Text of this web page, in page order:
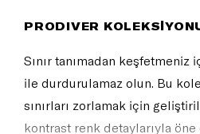
PRODIVER
Sınır tanımadan keşfetmeniz
ile durdurulamaz olun. Bu
sınırları zorlamak için
kontrast renk detaylarıyla öne